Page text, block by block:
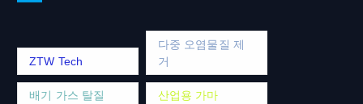
ZTW Tech
다중 오염물질 제
거
배기 가스 탈질 산업용 가마